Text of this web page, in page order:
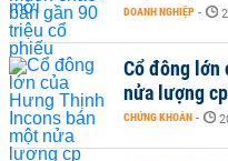
DOANH NGHIỆP -
Cổ đông lớn
nửa lượng
CHỨNG KHOÁN -